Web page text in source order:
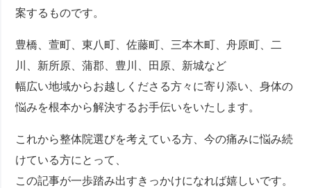
案するものです。
豊橋、萱町、東八町、佐藤町、三本木町、舟原町、二
川、新所原、蒲郡、豊川、田原、新城など
幅広い地域からお越しくださる方々に寄り添い、身体の
悩みを根本から解決するお手伝いをいたします。
これから整体院選びを考えている方、今の痛みに悩み続
けている方にとって、
この記事が一歩踏み出すきっかけになれば嬉しいです。